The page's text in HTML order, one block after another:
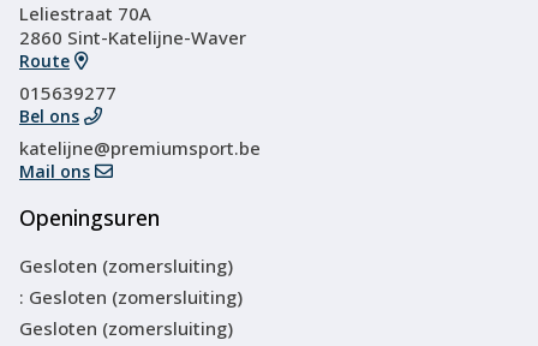
Leliestraat 70A
2860 Sint-Katelijne-Waver
Route
015639277
Bel ons
katelijne@premiumsport.be
Mail ons
Openingsuren
Gesloten (zomersluiting)
: Gesloten (zomersluiting)
Gesloten (zomersluiting)